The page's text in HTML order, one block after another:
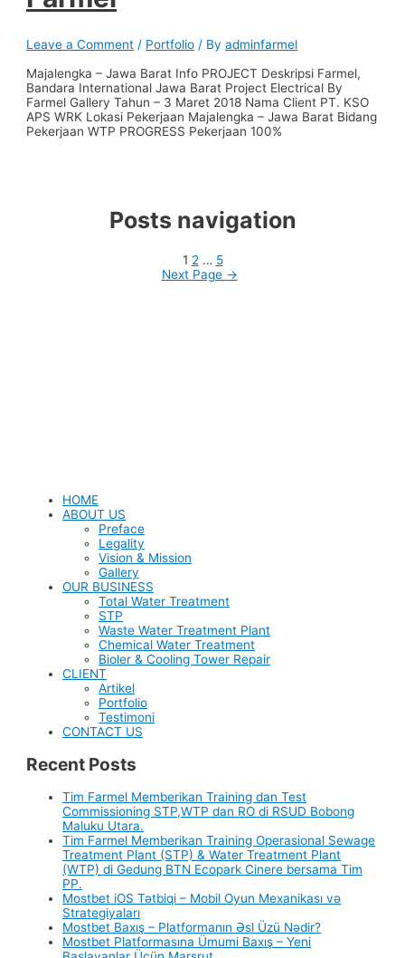
Leave a Comment / Portfolio / Byadminfarmel
Majalengka – Jawa Barat Info PROJECT Deskripsi Farmel,
Bandara International Jawa Barat Project Electrical By
Farmel Gallery Tahun – 3 Maret 2018 Nama Client PT. KSO
APS WRK Lokasi Pekerjaan Majalengka – Jawa Barat Bidang
Pekerjaan WTP PROGRESS Pekerjaan 100%
Posts navigation
1 2 … 5
Next Page →
HOME
ABOUT US
Preface
Legality
Vision & Mission
Gallery
OUR BUSINESS
Total Water Treatment
STP
Waste Water Treatment Plant
Chemical Water Treatment
Bioler & Cooling Tower Repair
CLIENT
Artikel
Portfolio
Testimoni
CONTACT US
Recent Posts
Tim Farmel Memberikan Training dan Test
Commissioning STP,WTP dan RO di RSUD Bobong
Maluku Utara.
Tim Farmel Memberikan Training Operasional Sewage
Treatment Plant (STP) & Water Treatment Plant
(WTP) di Gedung BTN Ecopark Cinere bersama Tim
PP.
Mostbet iOS Tətbiqi – Mobil Oyun Mexanikası və
Strategiyaları
Mostbet Baxış – Platformanın Əsl Üzü Nədir?
Mostbet Platformasına Ümumi Baxış – Yeni